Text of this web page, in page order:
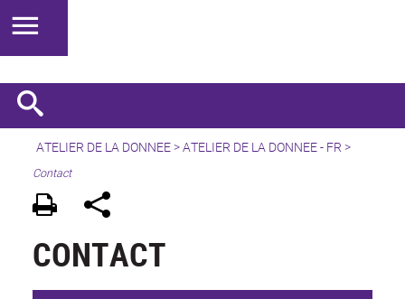
ATELIER DE LA DONNEE>ATELIER DE LA DONNEE - FR >
Contact
CONTACT